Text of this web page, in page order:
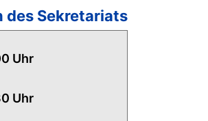
des Sekretariats
Uhr
Uhr